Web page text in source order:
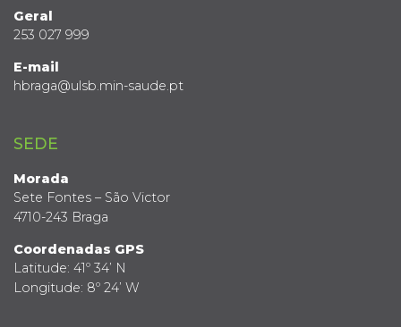
Geral
253 027 999
E-mail
hbraga@ulsb.min-saude.pt
SEDE
Morada
Sete Fontes – São Victor
4710-243 Braga
Coordenadas GPS
Latitude: 41º 34’ N
Longitude: 8º 24’ W